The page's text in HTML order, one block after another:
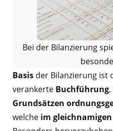
Bei der Bilanzierung
Basis der Bilanzierung ist
verankerte Buchführung
Grundsätzen
welche im